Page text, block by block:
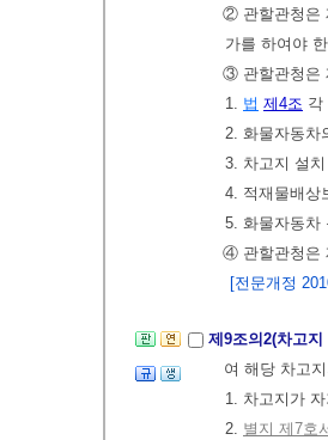
② 관할관청은
가를 하여야
③ 관할관청은
1. 법 제4조 각
2. 화물자동차
3. 차고지 설
4. 적재물배상
5. 화물자동차
④ 관할관청은
[전문개정
제9조의2(차고
여 해당 차고
1. 차고지가
2. 별지 제7호